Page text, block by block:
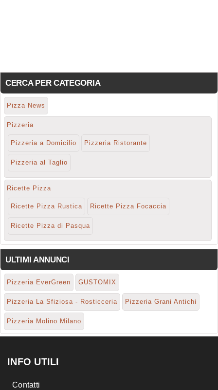
CERCA PER CATEGORIA
Pizza News
Pizzeria
Pizzeria a Domicilio Pizzeria Ristorante
Pizzeria al Taglio
Ricette Pizza
Ricette Pizza Rustica Ricette Pizza Focaccia
Ricette Pizza di Pasqua
ULTIMI ANNUNCI
Pizzeria EverGreen GUSTOMIX
Pizzeria La Sfiziosa - Rosticceria Pizzeria Grani Antichi
Pizzeria Molino Milano
INFO UTILI
Contatti